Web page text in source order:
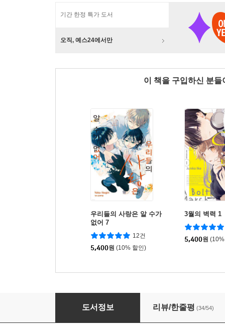
기간 한정 특가 도서
오직, 예스24에서만
이 책을 구입하신 분
우리들의 사랑은 알 수가
없어 7
12건
5,400원 (10% 할인)
3월의 벽력 1
5,400원
봄의 폭풍과 몬스터 8
도서정보 리뷰/한줄평 (34/54)